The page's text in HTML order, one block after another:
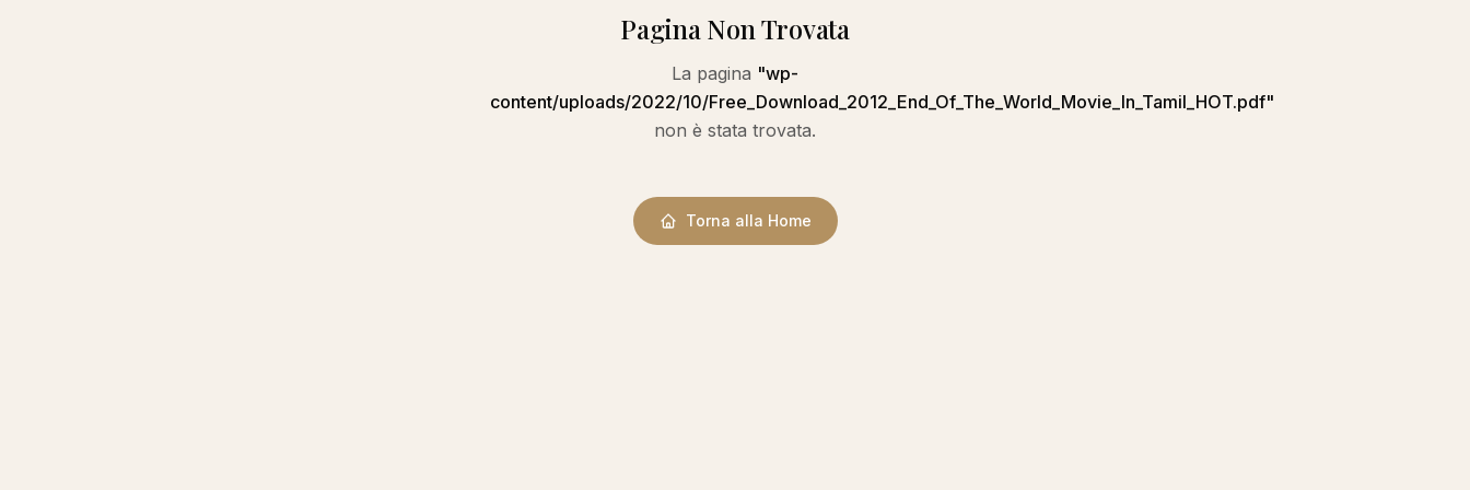
Pagina Non Trovata
La pagina "wp-
content/uploads/2022/10/Free_Download_2012_End_Of_The_World_Movie_In_Tamil_HOT.pdf"
non è stata trovata.
Torna alla Home